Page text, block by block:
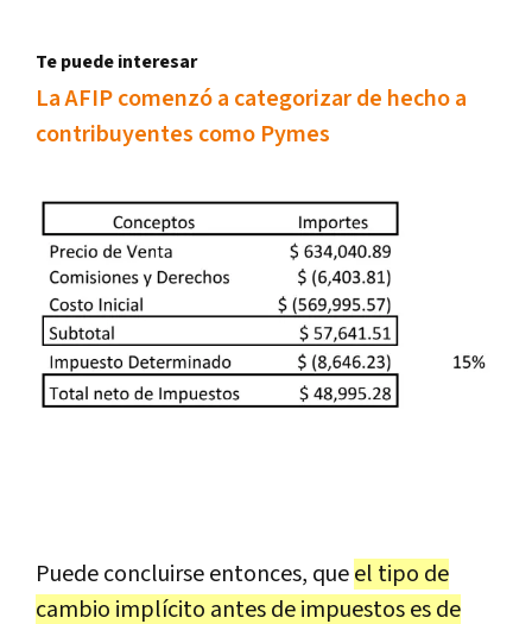
Te puede interesar
La AFIP comenzó a categorizar de hecho a
contribuyentes como Pymes
Puede concluirse entonces, queel tipo de
cambio implícito antes de impuestos es de